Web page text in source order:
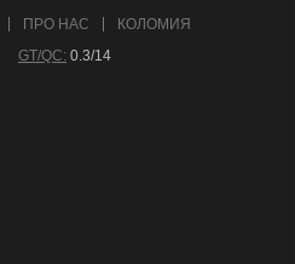
ПРО НАС КОЛОМИЯ
GT/QC: 0.3/14